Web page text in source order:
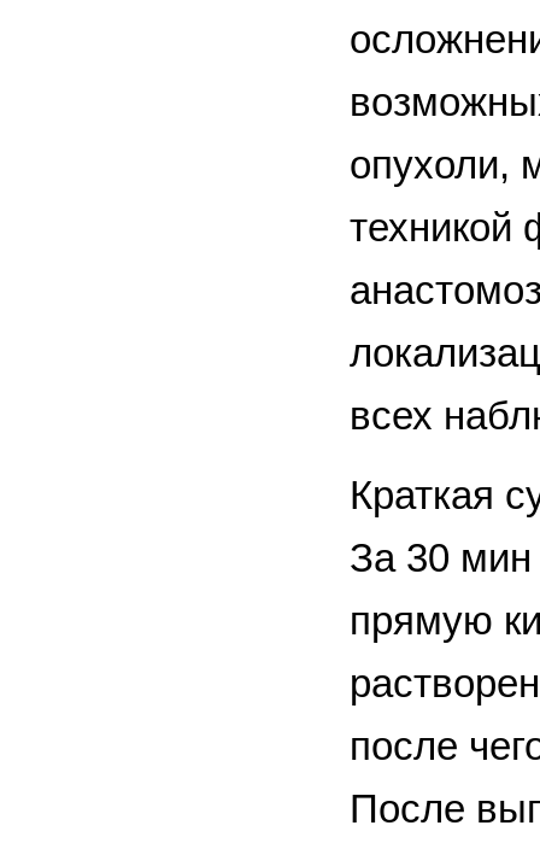
опухоли,
техникой
всех
Краткая
За 30 мин
прямую
после
После